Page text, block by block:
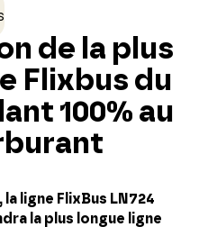
de la plus
Flixbus du
100% au
ligne FlixBus LN724
la plus longue ligne